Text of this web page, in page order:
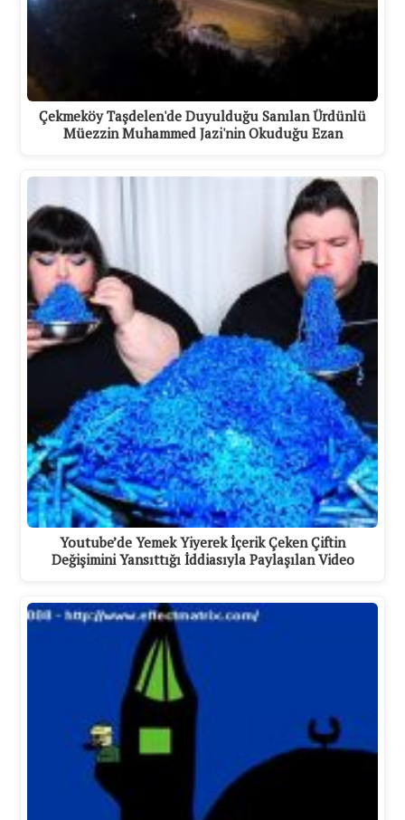
Çekmeköy Taşdelen'de Duyulduğu Sanılan Ürdünlü
Müezzin Muhammed Jazi'nin Okuduğu Ezan
Youtube’de Yemek Yiyerek İçerik Çeken Çiftin
Değişimini Yansıttığı İddiasıyla Paylaşılan Video